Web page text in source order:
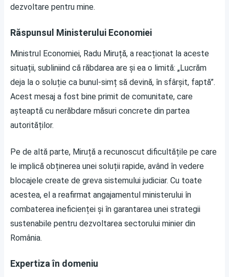
dezvoltare pentru mine.
Răspunsul Ministerului Economiei
Ministrul Economiei, Radu Miruță, a reacționat la aceste
situații, subliniind că răbdarea are și ea o limită: „Lucrăm
deja la o soluție ca bunul-simț să devină, în sfârșit, faptă”.
Acest mesaj a fost bine primit de comunitate, care
așteaptă cu nerăbdare măsuri concrete din partea
autorităților.
Pe de altă parte, Miruță a recunoscut dificultățile pe care
le implică obținerea unei soluții rapide, având în vedere
blocajele create de greva sistemului judiciar. Cu toate
acestea, el a reafirmat angajamentul ministerului în
combaterea ineficienței și în garantarea unei strategii
sustenabile pentru dezvoltarea sectorului minier din
România.
Expertiza în domeniu